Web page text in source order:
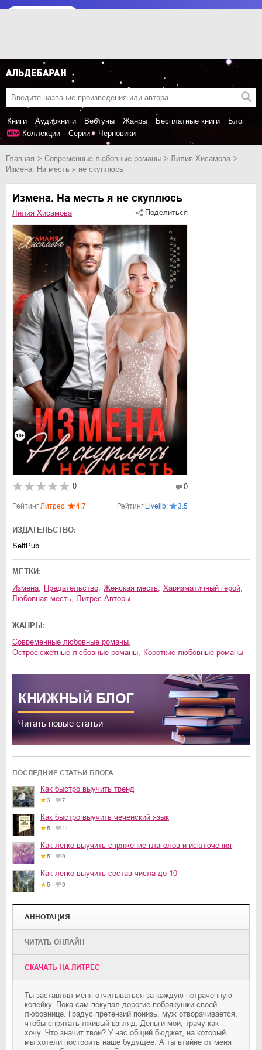
Книги Аудиокниги Вебтуны Жанры Бесплатные книги
Блог
Коллекции
Серии Черновики
Главная современные любовные романы
Лилия Хисамова
Измена. На месть я не скуплюсь
Измена. На месть я не скуплюсь
Лилия Хисамова Поделиться
0 0
РейтингЛитрес: 4.7 Рейтинг Livelib: 3.5
ИЗДАТЕЛЬСТВО:
SelfPub
МЕТКИ:
измена, предательство, женская месть, харизматичный герой,
любовная месть, Литрес Авторы
ЖАНРЫ:
современные любовные романы,
остросюжетные любовные романы, короткие любовные романы
КНИЖНЫЙ БЛОГ
Читать новые статьи
ПОСЛЕДНИЕ СТАТЬИ БЛОГА
Как быстро выучить тренд
3 7
Как быстро выучить чеченский язык
5 11
Как легко выучить спряжение глаголов и исключения
5 9
Как легко выучить состав числа до 10
5 9
АННОТАЦИЯ
ЧИТАТЬ ОНЛАЙН
CКАЧАТЬ НА ЛИТРЕС
Ты заставлял меня отчитываться за каждую потраченную
копейку. Пока сам покупал дорогие побрякушки своей
любовнице. Градус претензий понизь, муж отворачивается,
чтобы спрятать лживый взгляд. Деньги мои, трачу как
хочу. Что значит твои? У нас общий бюджет, на который
мы хотели построить наше будущее. А ты втайне от меня